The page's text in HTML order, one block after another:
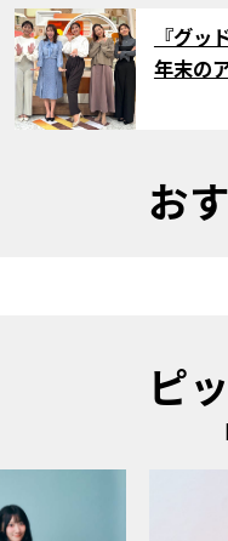
サムネイル
『グッ
年末の
お
ピ